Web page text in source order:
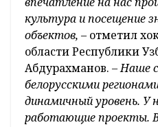
культура и посещение
объектов, – отметил
области Республики
Абдурахманов. – Наше
белорусскими
динамичный уровень. У
работающие проекты.